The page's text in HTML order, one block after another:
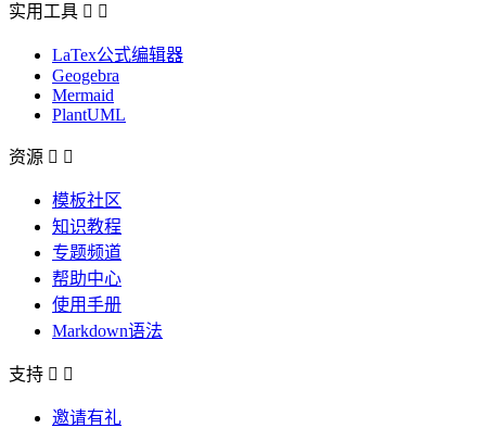
实用工具  
LaTex公式编辑器
Geogebra
Mermaid
PlantUML
资源  
模板社区
知识教程
专题频道
帮助中心
使用手册
Markdown语法
支持  
邀请有礼